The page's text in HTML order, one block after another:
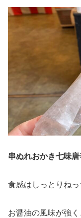
串ぬれおかき七味唐
食感はしっとりね
お醤油の風味が強